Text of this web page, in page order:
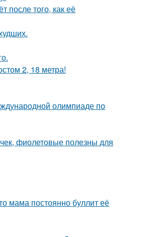
после того, как её
2, 18 метра!
олимпиаде по
фиолетовые полезны для
мама постоянно буллит её